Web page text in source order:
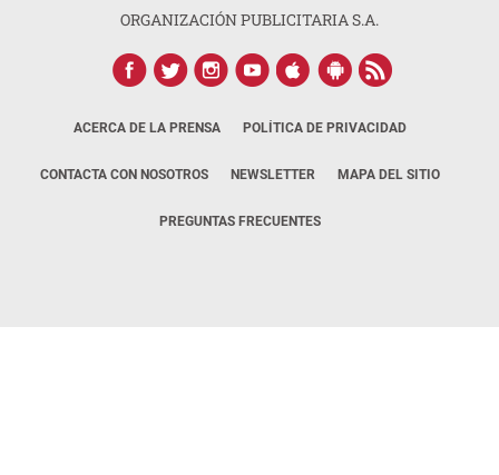
ORGANIZACIÓN PUBLICITARIA S.A.
ACERCA DE LA PRENSA POLÍTICA DE PRIVACIDAD
CONTACTA CON NOSOTROS NEWSLETTER MAPA DEL SITIO
PREGUNTAS FRECUENTES